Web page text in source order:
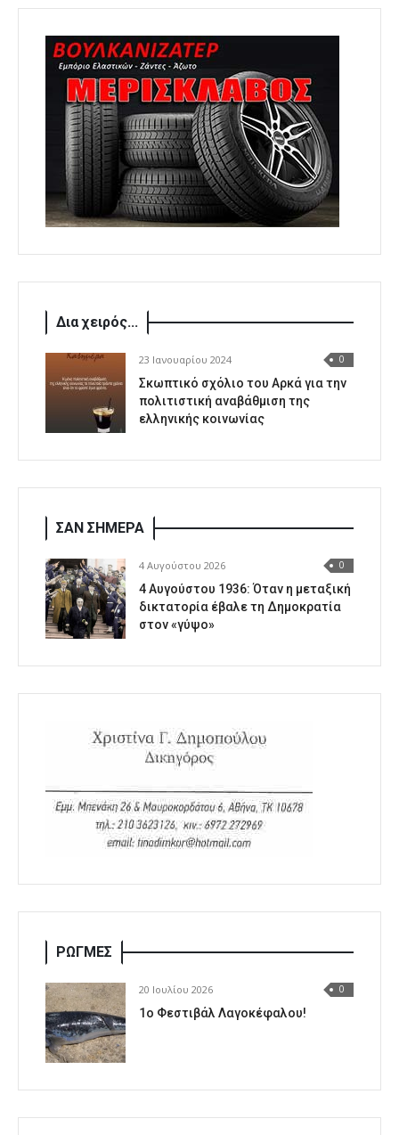
Δια χειρός...
23 Ιανουαρίου 2024 0
Σκωπτικό σχόλιο του Αρκά για την
πολιτιστική αναβάθμιση της
ελληνικής κοινωνίας
ΣΑΝ ΣΗΜΕΡΑ
4 Αυγούστου 2026 0
4 Αυγούστου 1936: Όταν η μεταξική
δικτατορία έβαλε τη Δημοκρατία
στον «γύψο»
ΡΩΓΜΕΣ
20 Ιουλίου 2026 0
1o Φεστιβάλ Λαγοκέφαλου!